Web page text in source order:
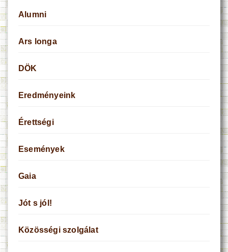
Alumni
Ars longa
DÖK
Eredményeink
Érettségi
Események
Gaia
Jót s jól!
Közösségi szolgálat